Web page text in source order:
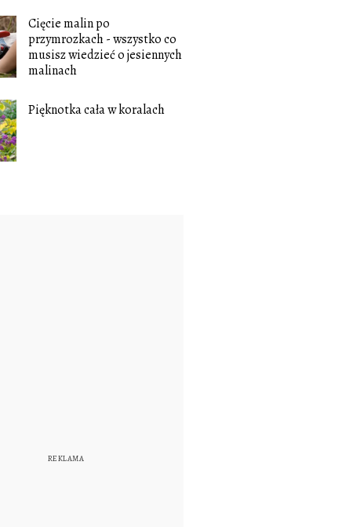
Cięcie malin po
przymrozkach - wszystko co
musisz wiedzieć o jesiennych
malinach
Pięknotka cała w koralach